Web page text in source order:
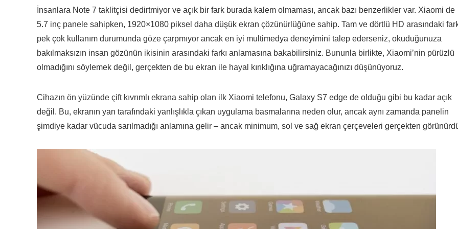
İnsanlara Note 7 taklitçisi dedirtmiyor ve açık bir fark burada kalem olmaması, ancak bazı benzerlikler var. Xiaomi de
5.7 inç panele sahipken, 1920×1080 piksel daha düşük ekran çözünürlüğüne sahip. Tam ve dörtlü HD arasındaki
pek çok kullanım durumunda göze çarpmıyor ancak en iyi multimedya deneyimini talep ederseniz, okuduğunuza
bakılmaksızın insan gözünün ikisinin arasındaki farkı anlamasına bakabilirsiniz. Bununla birlikte, Xiaomi’nin pürüzlü
olmadığını söylemek değil, gerçekten de bu ekran ile hayal kırıklığına uğramayacağınızı düşünüyoruz.
Cihazın ön yüzünde çift kıvrımlı ekrana sahip olan ilk Xiaomi telefonu, Galaxy S7 edge de olduğu gibi bu kadar açık
değil. Bu, ekranın yan tarafındaki yanlışlıkla çıkan uygulama basmalarına neden olur, ancak aynı zamanda panelin
şimdiye kadar vücuda sarılmadığı anlamına gelir – ancak minimum, sol ve sağ ekran çerçeveleri gerçekten